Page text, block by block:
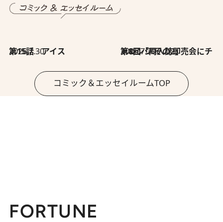
2026.7.30
第15話 アイス 2026.7.30
第8回「同人誌即売会にチャレンジ その2」
コミック＆エッセイルームTOP
FORTUNE